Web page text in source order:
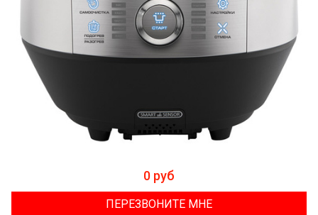
0 руб
ПЕРЕЗВОНИТЕ МНЕ